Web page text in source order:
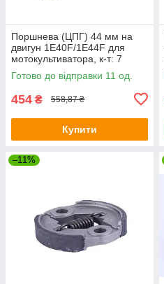
Поршнева (ЦПГ) 44 мм на
двигун 1Е40F/1E44F для
мотокультиватора, к-т: 7
одиниць
Готово до відправки 11 од.
454 ₴ 558,87 ₴
Купити
–11%